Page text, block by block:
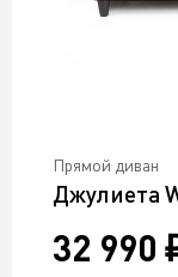
Прямой диван
Джулиета
32 990